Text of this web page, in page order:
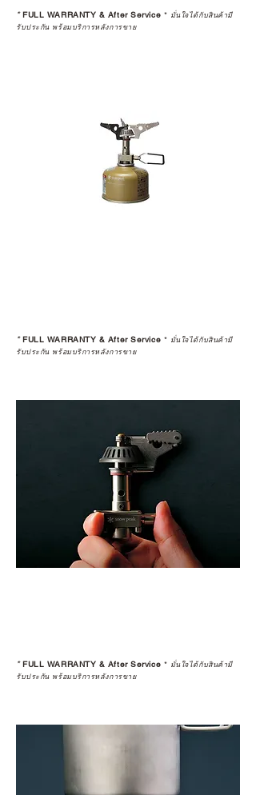
STUDIO และร้านตัวแทนจำหน่ายที่
ได้รับการแต่งตั้งอย่างเป็นทางการ จะ
หรือการแก้ไขปัญหาที่อาจเกิดขึ้นใน
ก่อนตัดสินใจซื้อสินค้า เราอยาก
แนะนำให้คุณสอบถามทุกครั้งว่า ร้าน
ค้าที่คุณกำลังเลือกซื้อนั้น มีการรับ
ในอุปกรณ์ที่คุณรัก มีคุณค่าอย่าง
เพื่อให้คุณได้รับทั้งสินค้า และ
ประสบการณ์ที่สมบูรณ์แบบในระยะ
อ่านต่อเรื่องการรับประกันสินค้าได้
https://www.campstudio.co.th/
warranty
*FULL WARRANTY & After Service * มั่นใจได้กับสินค้ามี
รับประกัน พร้อมบริการหลังการขาย
*FULL WARRANTY & After Service * มั่นใจได้กับสินค้ามี
รับประกัน พร้อมบริการหลังการขาย
*FULL WARRANTY & After Service * มั่นใจได้กับสินค้ามี
รับประกัน พร้อมบริการหลังการขาย